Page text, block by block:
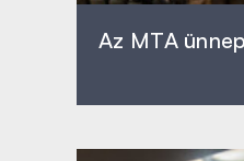
Az MTA